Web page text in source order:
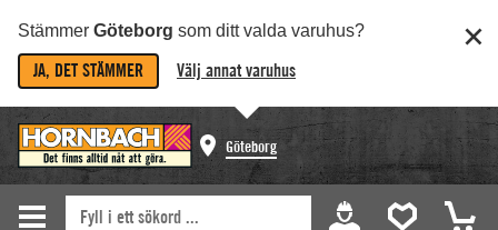
Stämmer Göteborg som ditt valda varuhus?
JA, DET STÄMMER Välj annat varuhus
Göteborg